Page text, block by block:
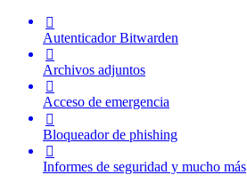

Autenticador Bitwarden

Archivos adjuntos

Acceso de emergencia

Bloqueador de phishing

Informes de seguridad y mucho más